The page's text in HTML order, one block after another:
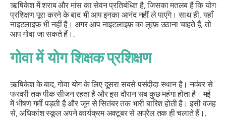
ऋषिकेश में शराब और मांस का सेवन प्रतिबंधित है, जिसका मतलब है कि योग
प्रशिक्षण पूरा करने के बाद भी आप इनका आनंद नहीं ले पाएंगे। साथ ही, यहाँ
नाइटलाइफ़ भी नहीं है। अगर आप नाइटलाइफ़ का लुत्फ़ उठाना चाहते हैं, तो
आप गोवा जा सकते हैं।.
गोवा में योग शिक्षक प्रशिक्षण
ऋषिकेश के बाद, गोवा योग के लिए दूसरा सबसे पसंदीदा स्थान है। नवंबर से
फरवरी तक पीक सीजन रहता है और इस दौरान सब कुछ महंगा होता है। मई
में भीषण गर्मी पड़ती है और जून से सितंबर तक भारी बारिश होती है। इसी वजह
से, अधिकांश स्कूल अपने कार्यक्रम अक्टूबर से अप्रैल तक ही चलाते हैं।.